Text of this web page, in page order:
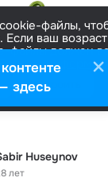
файлы,
Если ваш
файлы должен
Больше
Настроить
Huseynov
лет
здесь